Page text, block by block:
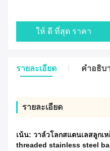
ให้ ดี ที่สุด ราคา
รายละเอียด คําอธิบ
รายละเอียด
เน้น: วาล์วโลกสแตนเลสลูกเ
threaded stainless steel